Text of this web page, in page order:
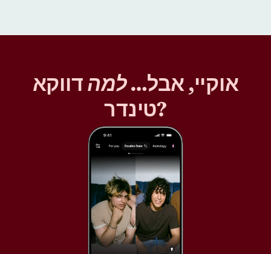
אוקיי, אבל…למהדווקא
טינדר?